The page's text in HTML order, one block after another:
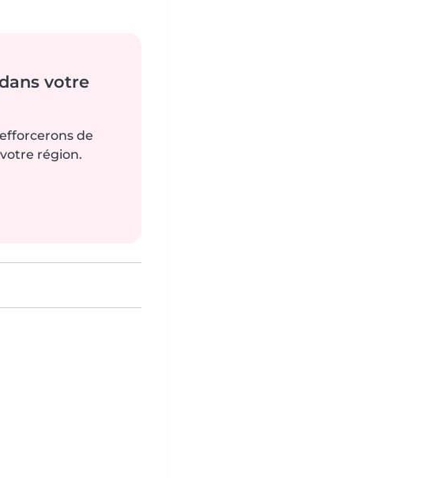
votre
de
région.